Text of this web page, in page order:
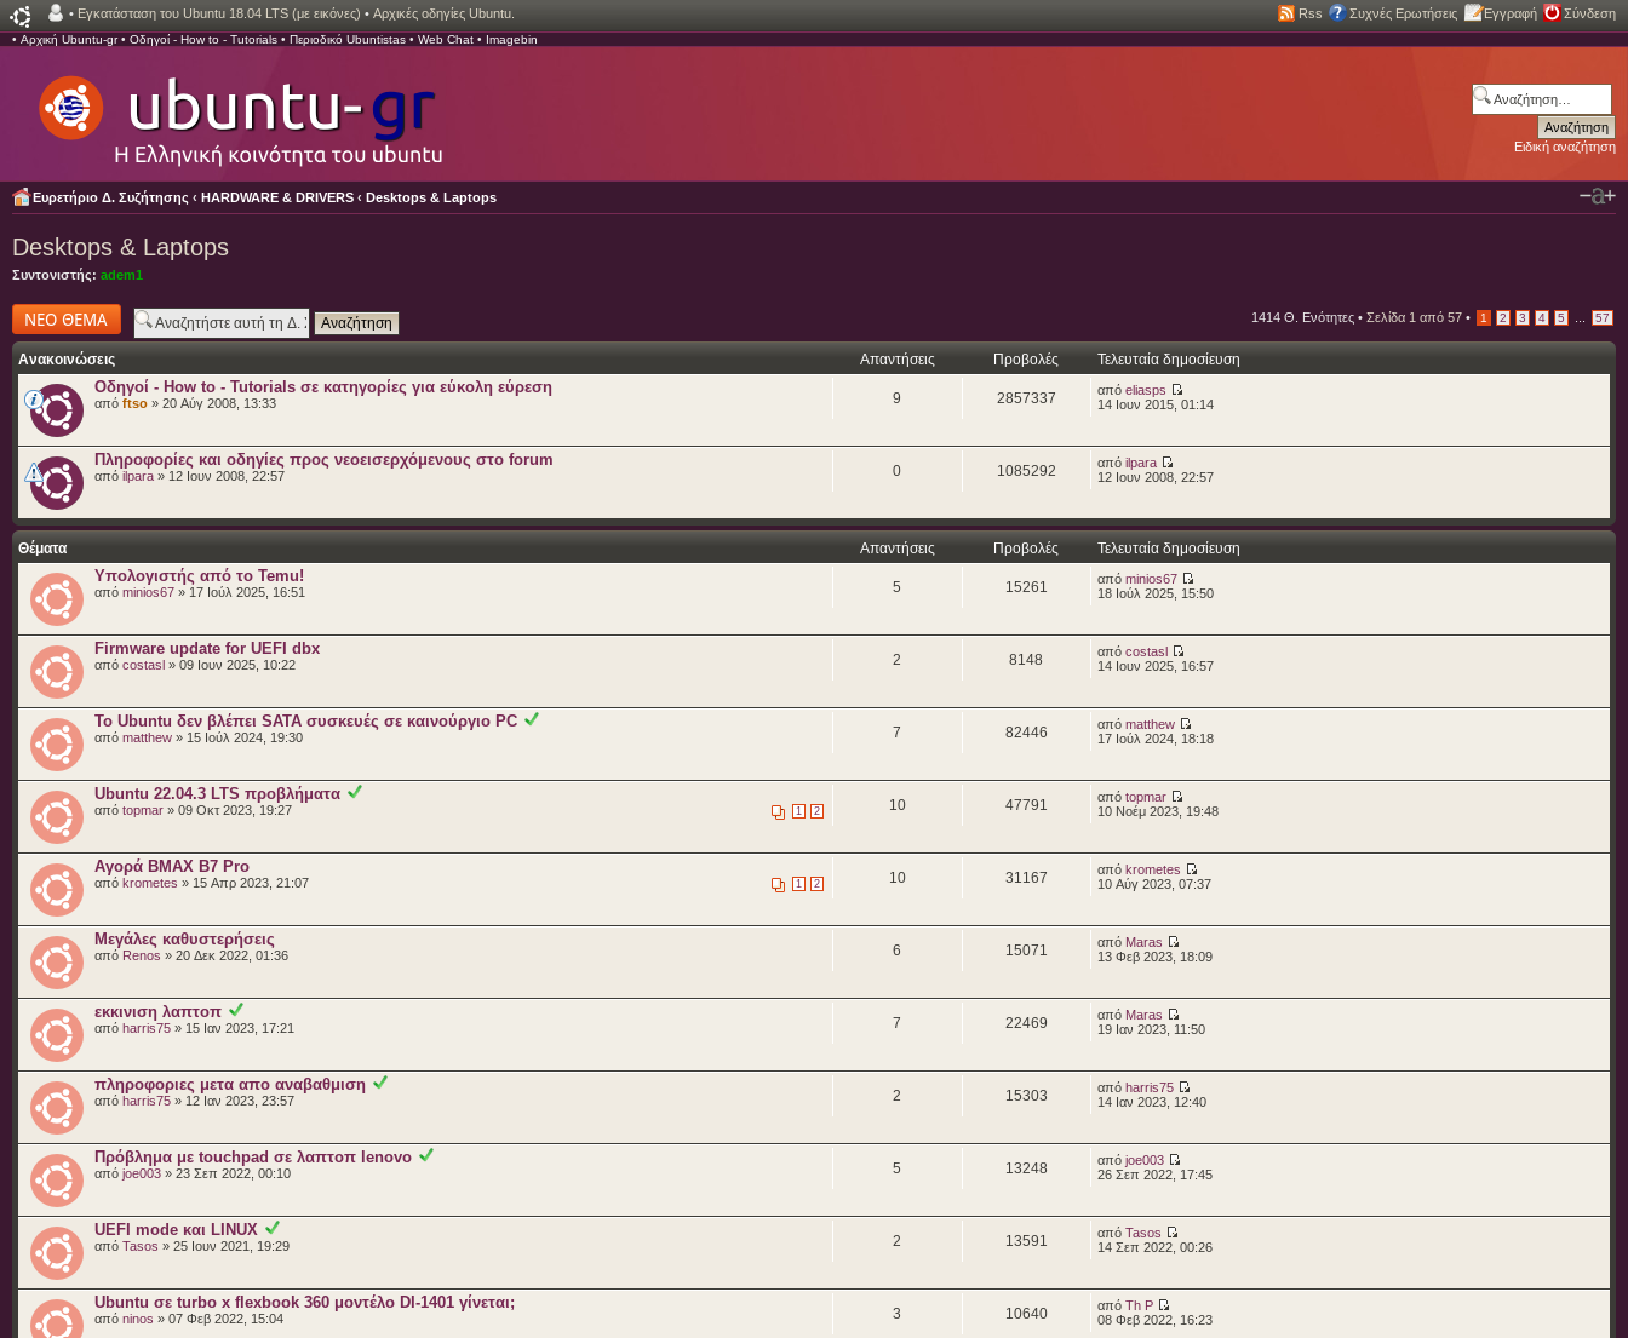
• Εγκατάσταση του Ubuntu 18.04 LTS (με εικόνες) • Αρχικές οδηγίες Ubuntu. Rss Συχνές Ερωτήσεις Εγγραφή Σύνδεση
• Αρχική Ubuntu-gr• Οδηγοί - How to - Tutorials • Περιοδικό Ubuntistas • Web Chat • Imagebin
Ειδική αναζήτηση
Ευρετήριο Δ. Συζήτησης ‹ HARDWARE & DRIVERS ‹ Desktops & Laptops
Desktops & Laptops
Συντονιστής: adem1
Δημιουργία νέου
θέματος
1414 Θ. Ενότητες • Σελίδα 1 από 57 • 1 2 3 4 5 57
Ανακοινώσεις Απαντήσεις Προβολές Τελευταία δημοσίευση
Οδηγοί - How to - Tutorials σε κατηγορίες για εύκολη εύρεση
από ftso » 20 Αύγ 2008, 13:33 9 2857337 από eliasps
14 Ιουν 2015, 01:14
Πληροφορίες και οδηγίες προς νεοεισερχόμενους στο forum
από ilpara » 12 Ιουν 2008, 22:57 0 1085292 από ilpara
12 Ιουν 2008, 22:57
Θέματα Απαντήσεις Προβολές Τελευταία δημοσίευση
Υπολογιστής από το Temu!
από minios67 » 17 Ιούλ 2025, 16:51 5 15261 από minios67
18 Ιούλ 2025, 15:50
Firmware update for UEFI dbx
από costasl » 09 Ιουν 2025, 10:22 2 8148 από costasl
14 Ιουν 2025, 16:57
Το Ubuntu δεν βλέπει SATA συσκευές σε καινούργιο PC
από matthew » 15 Ιούλ 2024, 19:30 7 82446 από matthew
17 Ιούλ 2024, 18:18
Ubuntu 22.04.3 LTS πρoβλήματα
1 2
από topmar » 09 Οκτ 2023, 19:27 10 47791 από topmar
10 Νοέμ 2023, 19:48
Αγορά BMAX B7 Pro
1 2
από krometes » 15 Απρ 2023, 21:07 10 31167 από krometes
10 Αύγ 2023, 07:37
Μεγάλες καθυστερήσεις
από Renos » 20 Δεκ 2022, 01:36 6 15071 από Maras
13 Φεβ 2023, 18:09
εκκινιση λαπτοπ
από harris75 » 15 Ιαν 2023, 17:21 7 22469 από Maras
19 Ιαν 2023, 11:50
πληροφοριες μετα απο αναβαθμιση
από harris75 » 12 Ιαν 2023, 23:57 2 15303 από harris75
14 Ιαν 2023, 12:40
Πρόβλημα με touchpad σε λαπτοπ lenovo
από joe003 » 23 Σεπ 2022, 00:10 5 13248 από joe003
26 Σεπ 2022, 17:45
UEFI mode και LINUX
από Tasos » 25 Ιουν 2021, 19:29 2 13591 από Tasos
14 Σεπ 2022, 00:26
Ubuntu σε turbo x flexbook 360 μοντέλο DI-1401 γίνεται;
από ninos » 07 Φεβ 2022, 15:04 3 10640 από Th P
08 Φεβ 2022, 16:23